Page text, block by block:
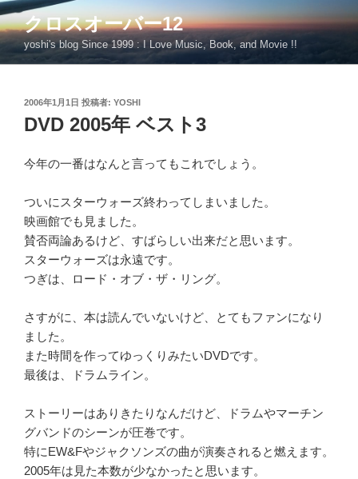
コ
ン
テ
ン
クロスオーバー12
yoshi's blog Since 1999 : I Love Music, Book, and Movie !!
投
稿
日:
2006年1月1日 投稿者: YOSHI
DVD 2005年 ベスト3
今年の一番はなんと言ってもこれでしょう。
ついにスターウォーズ終わってしまいました。
映画館でも見ました。
賛否両論あるけど、すばらしい出来だと思います。
スターウォーズは永遠です。
つぎは、ロード・オブ・ザ・リング。
さすがに、本は読んでいないけど、とてもファンになり
ました。
また時間を作ってゆっくりみたいDVDです。
最後は、ドラムライン。
ストーリーはありきたりなんだけど、ドラムやマーチン
グバンドのシーンが圧巻です。
特にEW&Fやジャクソンズの曲が演奏されると燃えます。
2005年は見た本数が少なかったと思います。